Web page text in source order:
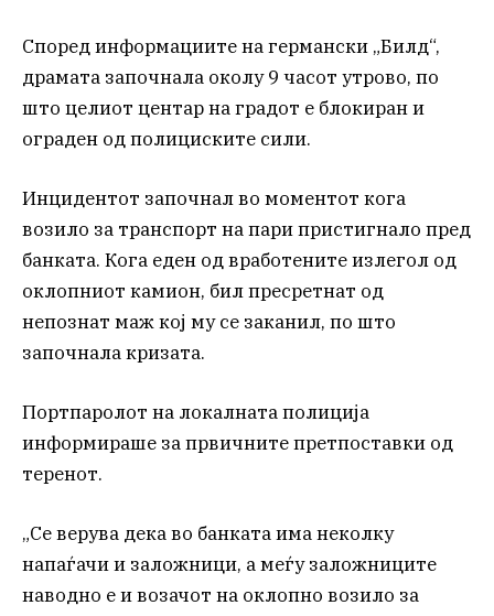
Според информациите на германски „Билд“,
драмата започнала околу 9 часот утрово, по
што целиот центар на градот е блокиран и
ограден од полициските сили.
Инцидентот започнал во моментот кога
возило за транспорт на пари пристигнало пред
банката. Кога еден од вработените излегол од
оклопниот камион, бил пресретнат од
непознат маж кој му се заканил, по што
започнала кризата.
Портпаролот на локалната полиција
информираше за првичните претпоставки од
теренот.
„Се верува дека во банката има неколку
напаѓачи и заложници, а меѓу заложниците
наводно е и возачот на оклопно возило за